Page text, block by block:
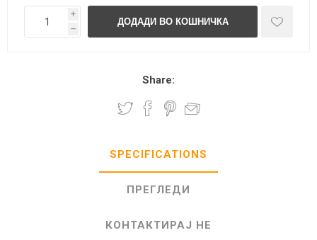
i
h
Share:
SPECIFICATIONS
ПРЕГЛЕДИ
КОНТАКТИРАЈ НЕ